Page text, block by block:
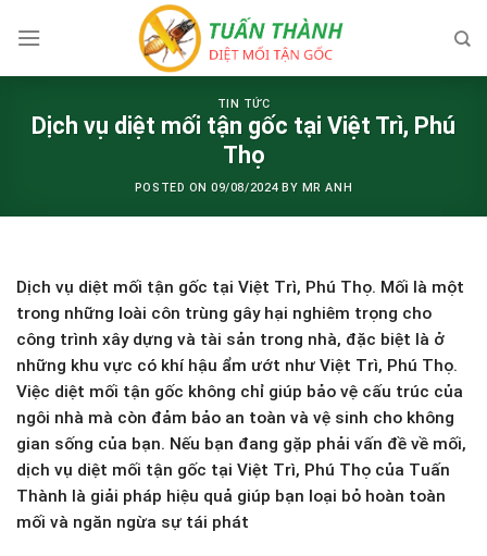
TIN TỨC
Dịch vụ diệt mối tận gốc tại Việt Trì, Phú
Thọ
POSTED ON09/08/2024BY MR ANH
Dịch vụ diệt mối tận gốc tại Việt Trì, Phú Thọ. Mối là một
trong những loài côn trùng gây hại nghiêm trọng cho
công trình xây dựng và tài sản trong nhà, đặc biệt là ở
những khu vực có khí hậu ẩm ướt như Việt Trì, Phú Thọ.
Việc diệt mối tận gốc không chỉ giúp bảo vệ cấu trúc của
ngôi nhà mà còn đảm bảo an toàn và vệ sinh cho không
gian sống của bạn. Nếu bạn đang gặp phải vấn đề về mối,
dịch vụ diệt mối tận gốc tại Việt Trì, Phú Thọ của Tuấn
Thành là giải pháp hiệu quả giúp bạn loại bỏ hoàn toàn
mối và ngăn ngừa sự tái phát